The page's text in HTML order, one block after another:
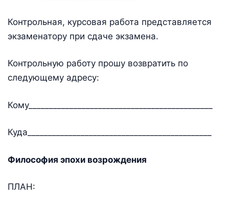
Контрольная, курсовая работа представляется
экзаменатору при сдаче экзамена.
Контрольную работу прошу возвратить по
следующему адресу:
Кому_____________________________________________
Куда_____________________________________________
Философия эпохи возрождения
ПЛАН: